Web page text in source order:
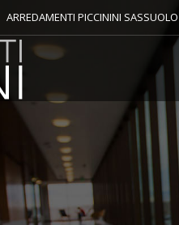
ARREDAMENTI PICCININI